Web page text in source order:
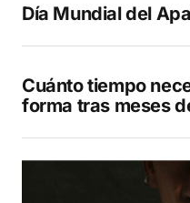
Día Mundial del
Cuánto tiempo
forma tras meses